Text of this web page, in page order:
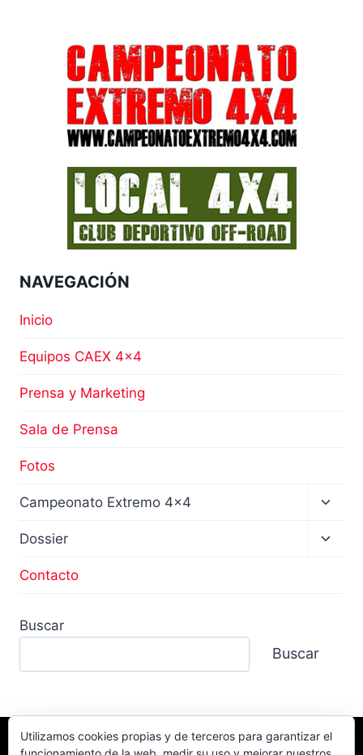
NAVEGACIÓN
Inicio
Equipos CAEX 4×4
Prensa y Marketing
Sala de Prensa
Fotos
Campeonato Extremo 4×4
hijo
Dossier
Contacto
Buscar
Buscar
Utilizamos cookies propias y de terceros para garantizar el